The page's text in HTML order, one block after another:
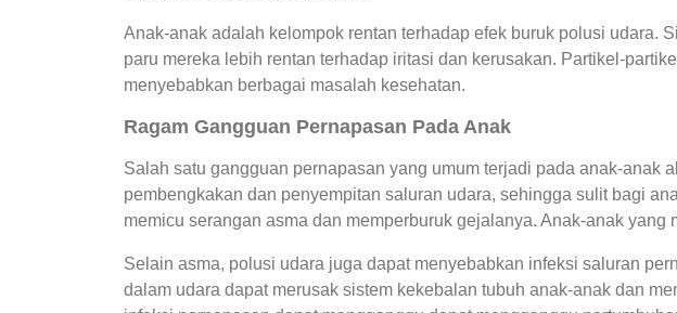
Anak-anak adalah kelompok rentan terhadap efek buruk polusi udara.
paru mereka lebih rentan terhadap iritasi dan kerusakan. Partikel-
menyebabkan berbagai masalah kesehatan.
Ragam Gangguan Pernapasan Pada Anak
Salah satu gangguan pernapasan yang umum terjadi pada anak-anak
pembengkakan dan penyempitan saluran udara, sehingga sulit bagi
memicu serangan asma dan memperburuk gejalanya. Anak-anak
Selain asma, polusi udara juga dapat menyebabkan infeksi saluran
dalam udara dapat merusak sistem kekebalan tubuh anak-anak dan